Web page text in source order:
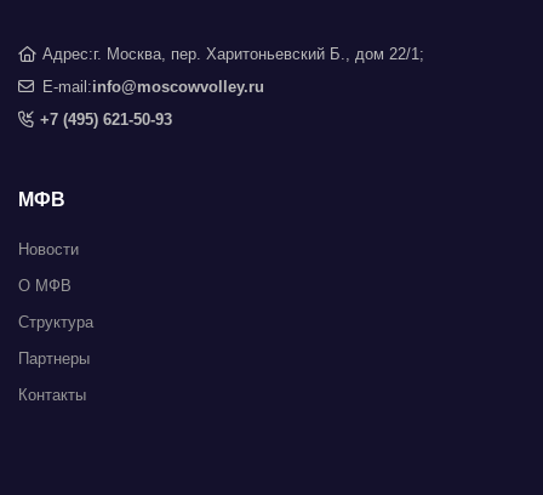
Адрес:г. Москва, пер. Харитоньевский Б., дом 22/1;
E-mail:info@moscowvolley.ru
+7 (495) 621-50-93
МФВ
Новости
О МФВ
Структура
Партнеры
Контакты